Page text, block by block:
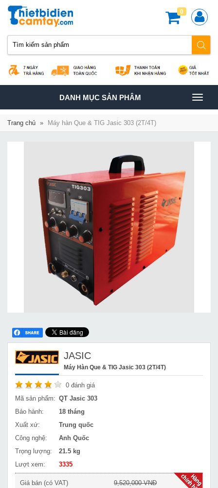
0
TOGGLE
NAVIGATION
DANH MỤC SẢN PHÂM
Trang chủ » Máy hàn Que & TIG Jasic 303 (2T/4T)
JASIC
Máy Hàn Que & TIG Jasic 303 (2T/4T)
0 đánh giá
Mã sản phẩm: QT Jasic 303
Bảo hành:
18 tháng
Xuất xứ:
Trung quốc
Công nghệ:
Anh Quốc
Trọng lượng:
21.5 kg
Lượt xem:
3335
Giá bán (có VAT)
9,520,000 VNĐ